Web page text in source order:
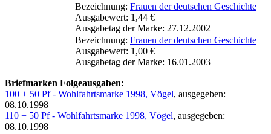
Bezeichnung: Frauen der deutschen Geschichte
Ausgabewert: 1,44 €
Ausgabetag der Marke: 27.12.2002
Bezeichnung: Frauen der deutschen Geschichte
Ausgabewert: 1,00 €
Ausgabetag der Marke: 16.01.2003
Briefmarken Folgeausgaben:
100 + 50 Pf - Wohlfahrtsmarke 1998, Vögel, ausgegeben:
08.10.1998
110 + 50 Pf - Wohlfahrtsmarke 1998, Vögel, ausgegeben:
08.10.1998